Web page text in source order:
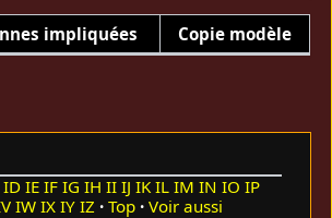
impliquées Copie modèle
ID IE IF IG IH II IJ IK IL IM IN IO IP
IW IX IY IZ Top Voir aussi